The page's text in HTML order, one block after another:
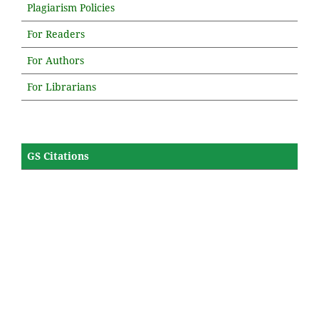
Plagiarism Policies
For Readers
For Authors
For Librarians
GS Citations